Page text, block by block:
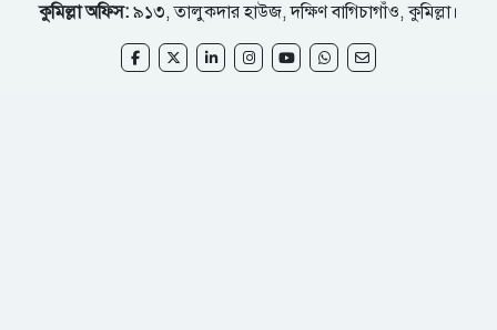
কুমিল্লা অফিস: ৯১৩, তালুকদার হাউজ, দক্ষিণ বাগিচাগাঁও, কুমিল্লা।